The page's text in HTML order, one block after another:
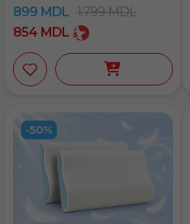
899 MDL 1.799MDL
854 MDL
-50%